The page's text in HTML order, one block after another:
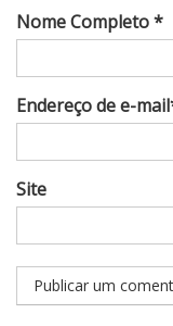
Nome Completo *
Endereço de e-
Site